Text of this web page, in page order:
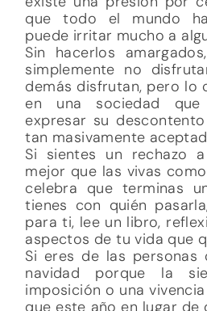
que todo el mundo
puede irritar mucho a
Sin hacerlos
simplemente no
demás disfrutan, pero lo
en una sociedad
expresar su
tan masivamente
Si sientes un rechazo
mejor que las vivas
celebra que terminas
tienes con quién
para ti, lee un libro,
aspectos de tu vida que
Si eres de las
navidad porque la
imposición o una
que este año en lugar de